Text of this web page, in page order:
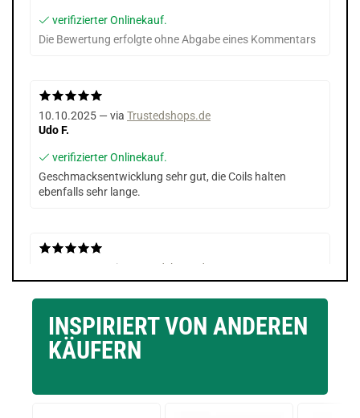
verifizierter Onlinekauf.
Die Bewertung erfolgte ohne Abgabe eines Kommentars
10.10.2025 — via Trustedshops.de
Udo F.
verifizierter Onlinekauf.
Geschmacksentwicklung sehr gut, die Coils halten
ebenfalls sehr lange.
10.10.2025 — via
Trustedshops.de
Udo F.
Geschmacksentwicklung sehr gut, die Coils halten
ebenfalls sehr lange.
INSPIRIERT VON ANDEREN
KÄUFERN